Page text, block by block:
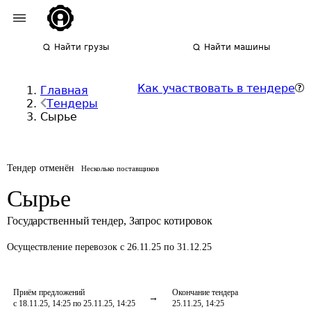
Найти грузы Найти машины
Главная
Тендеры
Сырье
Как участвовать в тендере
Тендер отменён Несколько поставщиков
Сырье
Государственный тендер, Запрос котировок
Осуществление перевозок с 26.11.25 по 31.12.25
Приём предложений
с 18.11.25, 14:25 по 25.11.25, 14:25
Окончание тендера
25.11.25, 14:25